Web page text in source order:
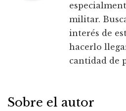
militar.
interés de
hacerlo
cantidad de
Sobre el autor